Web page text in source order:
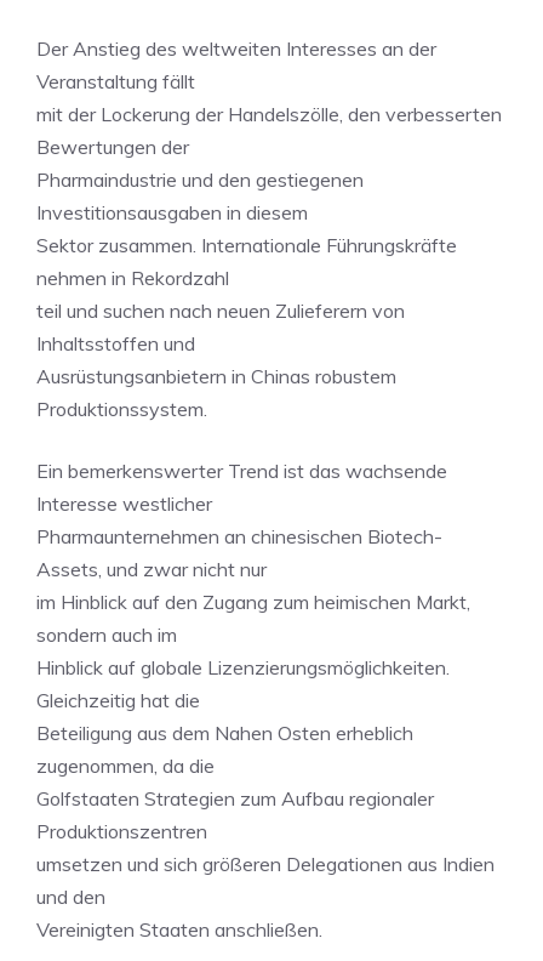
Der Anstieg des weltweiten Interesses an der
Veranstaltung fällt
mit der Lockerung der Handelszölle, den verbesserten
Bewertungen der
Pharmaindustrie und den gestiegenen
Investitionsausgaben in diesem
Sektor zusammen. Internationale Führungskräfte
nehmen in Rekordzahl
teil und suchen nach neuen Zulieferern von
Inhaltsstoffen und
Ausrüstungsanbietern in Chinas robustem
Produktionssystem.
Ein bemerkenswerter Trend ist das wachsende
Interesse westlicher
Pharmaunternehmen an chinesischen Biotech-
Assets, und zwar nicht nur
im Hinblick auf den Zugang zum heimischen Markt,
sondern auch im
Hinblick auf globale Lizenzierungsmöglichkeiten.
Gleichzeitig hat die
Beteiligung aus dem Nahen Osten erheblich
zugenommen, da die
Golfstaaten Strategien zum Aufbau regionaler
Produktionszentren
umsetzen und sich größeren Delegationen aus Indien
und den
Vereinigten Staaten anschließen.